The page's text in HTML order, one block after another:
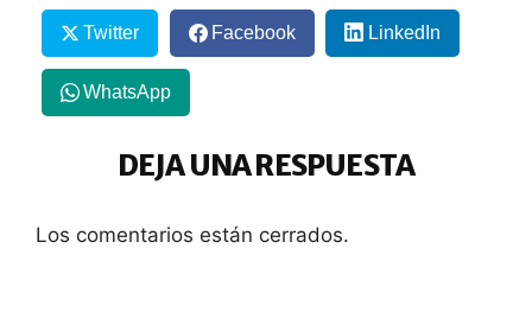
Twitter Facebook LinkedIn
WhatsApp
DEJA UNA RESPUESTA
Los comentarios están cerrados.